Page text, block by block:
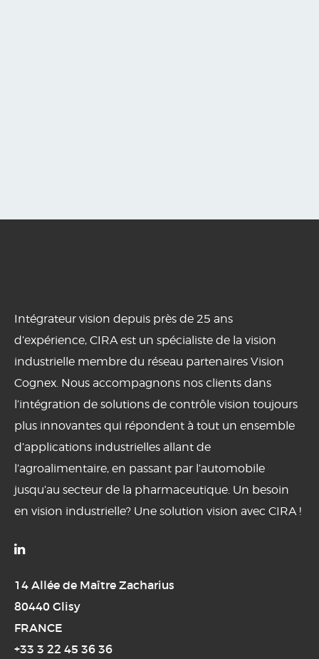
Intégrateur vision depuis près de 25 ans
d’expérience, CIRA est un spécialiste de la vision
industrielle membre du réseau partenaires Vision
Cognex. Nous accompagnons nos clients dans
l’intégration de solutions de contrôle vision toujours
plus innovantes qui répondent à tout un ensemble
d’applications industrielles allant de
l’agroalimentaire, en passant par l’automobile
jusqu’au secteur de la pharmaceutique. Un besoin
en vision industrielle? Une solution vision avec CIRA !

14 Allée de Maître Zacharius
80440 Glisy
FRANCE
+33 3 22 45 36 36